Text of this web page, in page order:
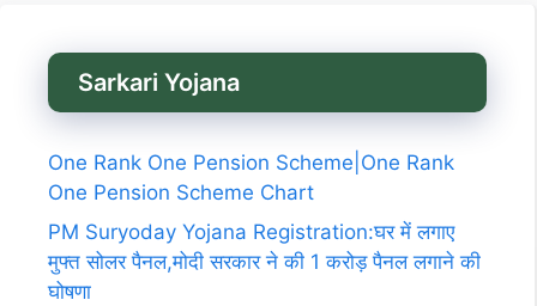
Sarkari Yojana
One Rank One Pension Scheme|One Rank
One Pension Scheme Chart
PM Suryoday Yojana Registration:घर में लगाए
मुफ्त सोलर पैनल,मोदी सरकार ने की 1 करोड़ पैनल लगाने की
घोषणा